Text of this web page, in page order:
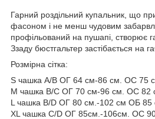
Гарний роздільний купальник, що
фасоном і не менш чудовим
профільований на пушапі, створює
Ззаду бюстгальтер застібається на
Розмірна сітка:
S чашка A/B ОГ 64 см-86 см. ОС 75
M чашка B/C ОГ 70 см-96 см. ОС 82
L чашка B/D ОГ 80 см.-102 см ОБ 85
XL чашка С/D ОГ 85см.-106см. ОС